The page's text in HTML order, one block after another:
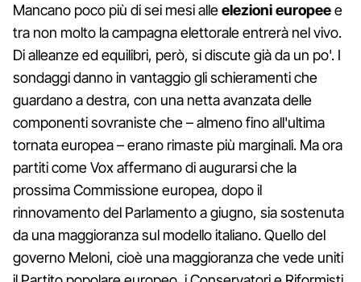
Mancano poco più di sei mesi alleelezioni europeee
tra non molto la campagna elettorale entrerà nel vivo.
Di alleanze ed equilibri, però, si discute già da un po'. I
sondaggi danno in vantaggio gli schieramenti che
guardano a destra, con una netta avanzata delle
componenti sovraniste che – almeno fino all'ultima
tornata europea – erano rimaste più marginali. Ma ora
partiti come Vox affermano di augurarsi che la
prossima Commissione europea, dopo il
rinnovamento del Parlamento a giugno, sia sostenuta
da una maggioranza sul modello italiano. Quello del
governo Meloni, cioè una maggioranza che vede uniti